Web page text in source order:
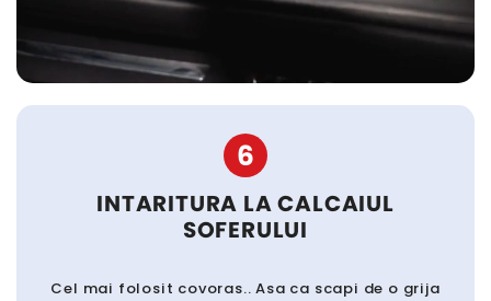
6
INTARITURA LA CALCAIUL
SOFERULUI
Cel mai folosit covoras.. Asa ca scapi de o grija